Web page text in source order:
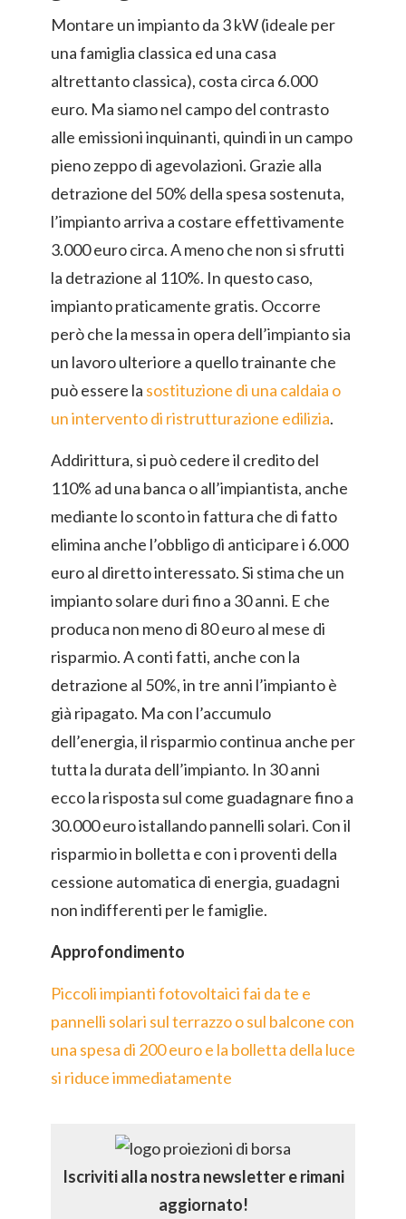
Montare un impianto da 3 kW (ideale per
una famiglia classica ed una casa
altrettanto classica), costa circa 6.000
euro. Ma siamo nel campo del contrasto
alle emissioni inquinanti, quindi in un campo
pieno zeppo di agevolazioni. Grazie alla
detrazione del 50% della spesa sostenuta,
l’impianto arriva a costare effettivamente
3.000 euro circa. A meno che non si sfrutti
la detrazione al 110%. In questo caso,
impianto praticamente gratis. Occorre
però che la messa in opera dell’impianto sia
un lavoro ulteriore a quello trainante che
può essere la sostituzione di una caldaia o
un intervento di ristrutturazione edilizia.
Addirittura, si può cedere il credito del
110% ad una banca o all’impiantista, anche
mediante lo sconto in fattura che di fatto
elimina anche l’obbligo di anticipare i 6.000
euro al diretto interessato. Si stima che un
impianto solare duri fino a 30 anni. E che
produca non meno di 80 euro al mese di
risparmio. A conti fatti, anche con la
detrazione al 50%, in tre anni l’impianto è
già ripagato. Ma con l’accumulo
dell’energia, il risparmio continua anche per
tutta la durata dell’impianto. In 30 anni
ecco la risposta sul come guadagnare fino a
30.000 euro istallando pannelli solari. Con il
risparmio in bolletta e con i proventi della
cessione automatica di energia, guadagni
non indifferenti per le famiglie.
Approfondimento
Piccoli impianti fotovoltaici fai da te e
pannelli solari sul terrazzo o sul balcone con
una spesa di 200 euro e la bolletta della luce
si riduce immediatamente
Iscriviti alla nostra newsletter e rimani
aggiornato!